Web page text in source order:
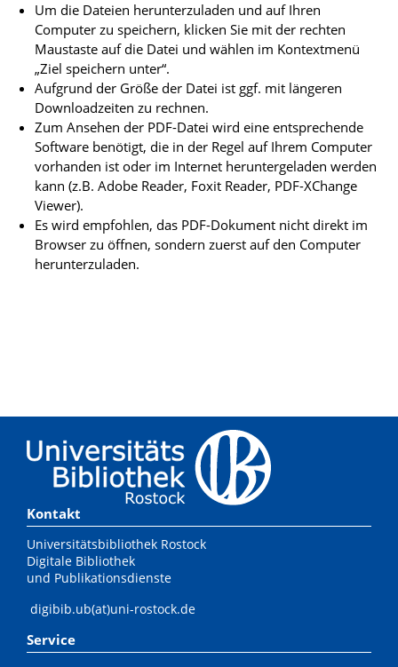
Um die Dateien herunterzuladen und auf Ihren
Computer zu speichern, klicken Sie mit der rechten
Maustaste auf die Datei und wählen im Kontextmenü
„Ziel speichern unter“.
Aufgrund der Größe der Datei ist ggf. mit längeren
Downloadzeiten zu rechnen.
Zum Ansehen der PDF-Datei wird eine entsprechende
Software benötigt, die in der Regel auf Ihrem Computer
vorhanden ist oder im Internet heruntergeladen werden
kann (z.B. Adobe Reader, Foxit Reader, PDF-XChange
Viewer).
Es wird empfohlen, das PDF-Dokument nicht direkt im
Browser zu öffnen, sondern zuerst auf den Computer
herunterzuladen.
Kontakt
Universitätsbibliothek Rostock
Digitale Bibliothek
und Publikationsdienste
digibib.ub(at)uni-rostock.de
Service